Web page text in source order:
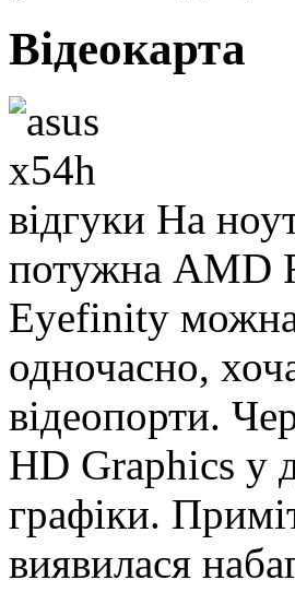
Відеокарта
На
потужна AMD
Eyefinity можна
одночасно,
відеопорти.
HD Graphics у
графіки.
виявилася